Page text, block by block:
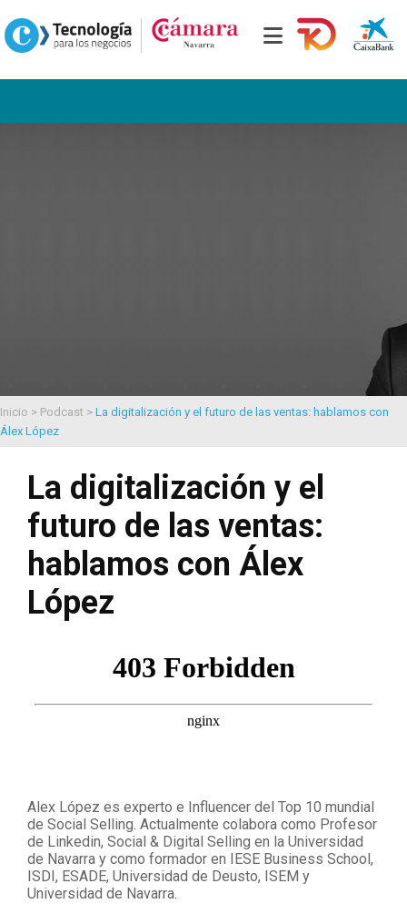
Inicio > Podcast > La digitalización y el futuro de las ventas: hablamos con
Álex López
La digitalización y el
futuro de las ventas:
hablamos con Álex
López
Alex López es experto e Influencer del Top 10 mundial
de Social Selling. Actualmente colabora como Profesor
de Linkedin, Social & Digital Selling en la Universidad
de Navarra y como formador en IESE Business School,
ISDI, ESADE, Universidad de Deusto, ISEM y
Universidad de Navarra.